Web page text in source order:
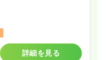
詳細を見る